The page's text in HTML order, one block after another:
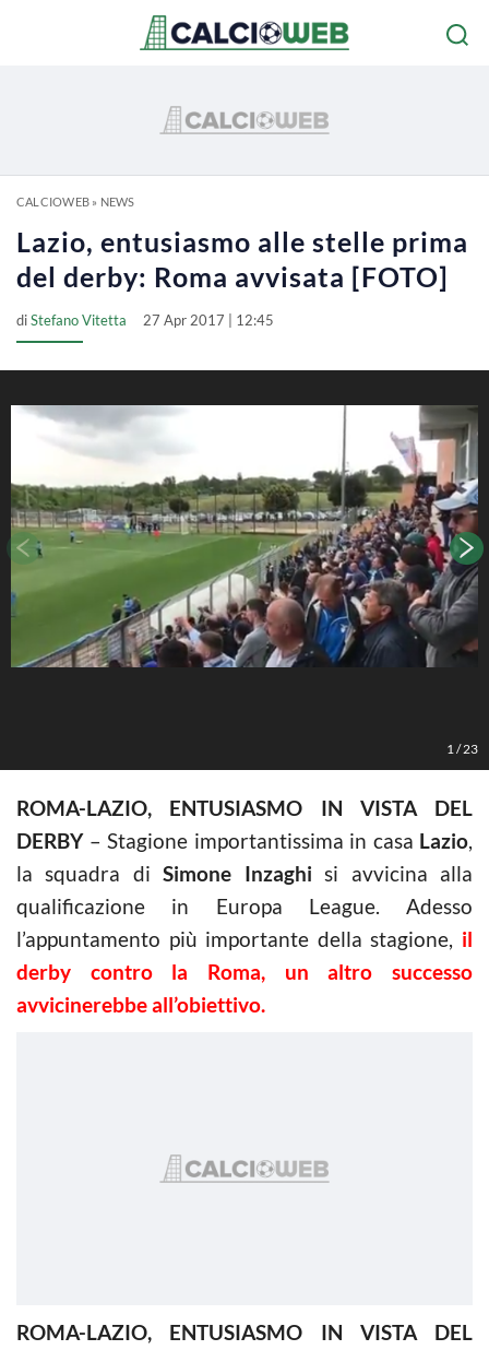
CALCIOWEB» NEWS
Lazio, entusiasmo alle stelle prima
del derby: Roma avvisata [FOTO]
diStefano Vitetta 27 Apr 2017 | 12:45
1 /23
ROMA-LAZIO, ENTUSIASMO IN VISTA DEL
DERBY– Stagione importantissima in casa Lazio,
la squadra diSimone Inzaghi si avvicina alla
qualificazione in Europa League. Adesso
l’appuntamento più importante della stagione, il
derby contro la Roma, un altro successo
avvicinerebbe all’obiettivo.
ROMA-LAZIO, ENTUSIASMO IN VISTA DEL